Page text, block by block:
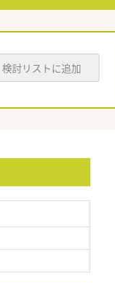
検討リストに追加